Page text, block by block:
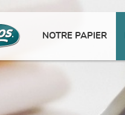
NOTRE PAPIER